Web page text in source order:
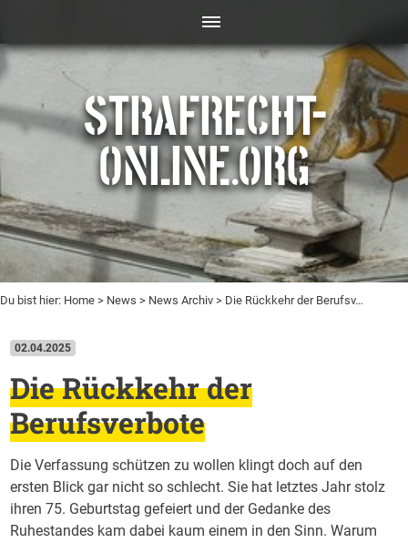
STRAFRECHT-
ONLINE.ORG
Du bist hier: Home > News > News Archiv > Die Rückkehr der Berufsv…
02.04.2025
Die Rückkehr der
Berufsverbote
Die Verfassung schützen zu wollen klingt doch auf den
ersten Blick gar nicht so schlecht. Sie hat letztes Jahr stolz
ihren 75. Geburtstag gefeiert und der Gedanke des
Ruhestandes kam dabei kaum einem in den Sinn. Warum